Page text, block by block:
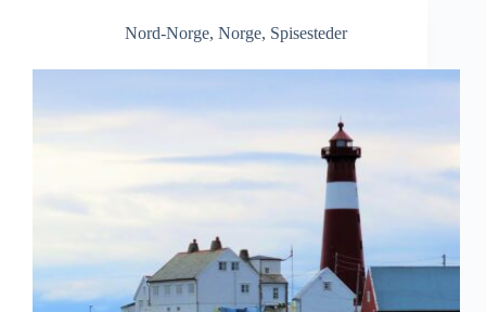
Nord-Norge, Norge, Spisesteder